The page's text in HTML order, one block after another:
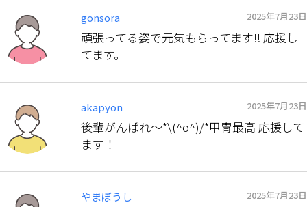
gonsora 2025年7月23日
頑張ってる姿で元気もらってます‼︎ 応援し
てます。
akapyon 2025年7月23日
後輩がんばれ〜*\(^o^)/*甲冑最高 応援して
ます！
やまぼうし 2025年7月23日